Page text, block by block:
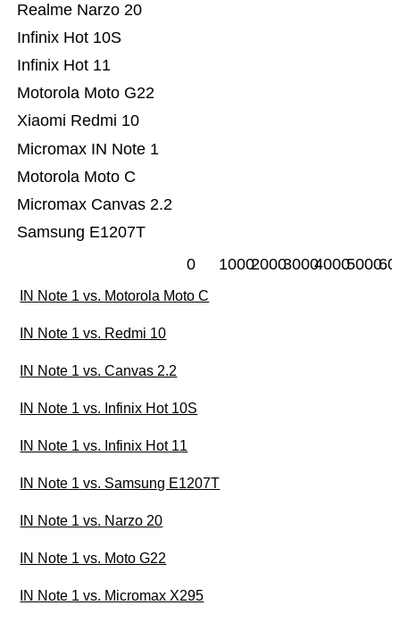
Samsung E1207T
Micromax Canvas 2.2
Motorola Moto C
Micromax IN Note 1
Xiaomi Redmi 10
Motorola Moto G22
Infinix Hot 11
Infinix Hot 10S
Realme Narzo 20
0 10002000300040005000
IN Note 1 vs. Motorola Moto C
IN Note 1 vs. Redmi 10
IN Note 1 vs. Canvas 2.2
IN Note 1 vs. Infinix Hot 10S
IN Note 1 vs. Infinix Hot 11
IN Note 1 vs. Samsung E1207T
IN Note 1 vs. Narzo 20
IN Note 1 vs. Moto G22
IN Note 1 vs. Micromax X295